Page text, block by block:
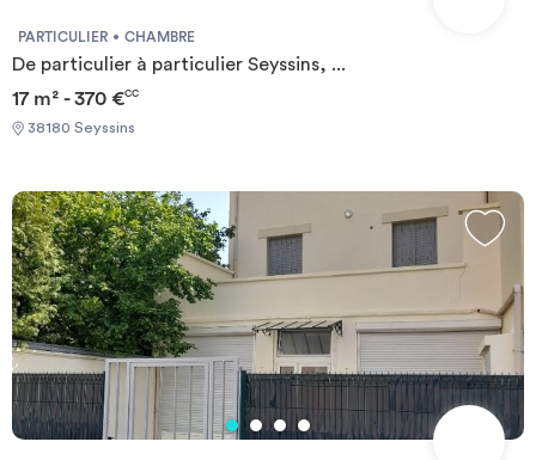
PARTICULIER CHAMBRE
De particulier à particulier Seyssins, ...
17 m² - 370 €CC
38180 Seyssins